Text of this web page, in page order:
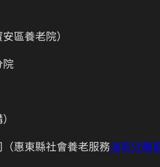
區養老院）
院
惠東縣社會養老服務油氣分離